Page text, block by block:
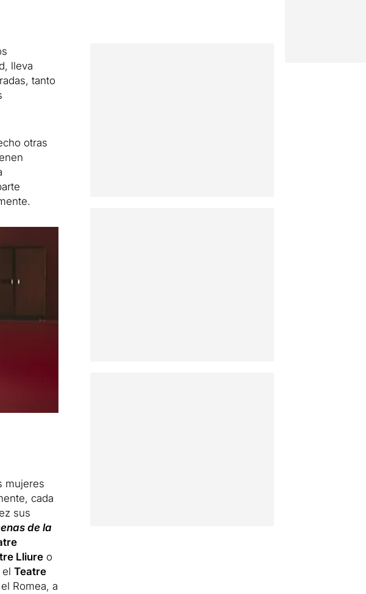
lleva
tanto
otras
mujeres
cada
sus
de la
Lliureo
Teatre
Romea, a